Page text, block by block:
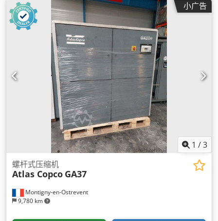
小广告
1 /3
Montigny-en-Ostrevent
9,780 km
螺杆式压缩机
Atlas Copco GA37